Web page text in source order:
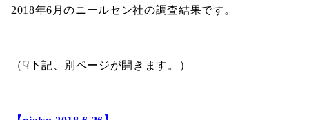
2018年6月のニールセン社の調査結果です。
（☟下記、別ページが開きます。）